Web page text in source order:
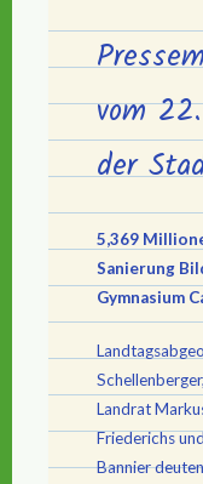
vom
der
5,369
Sanierung
Gymnasium
Landrat
Friederichs
Bannier